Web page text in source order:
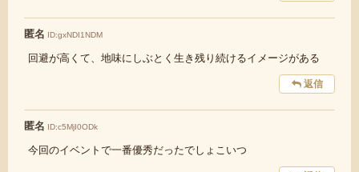
匿名 ID:gxNDI1NDM
回避が高くて、地味にしぶとく生き残り続けるイメージがある
返信
匿名 ID:c5MjI0ODk
今回のイベントで一番優秀だったでしょこいつ